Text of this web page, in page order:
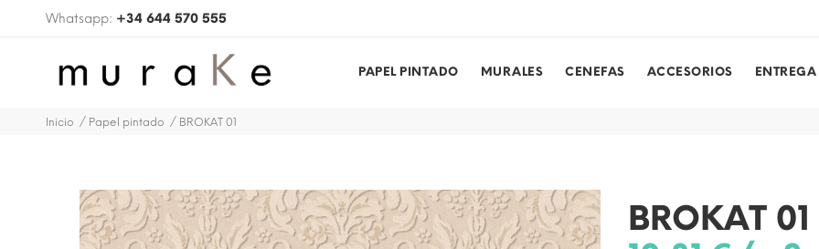
Whatsapp: +34 644 570 555
PAPEL PINTADO MURALES CENEFAS ACCESORIOS
Inicio Papel pintado BROKAT 01
BROKAT 01